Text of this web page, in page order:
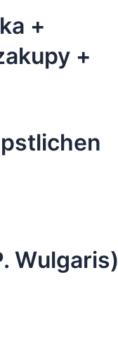
+
+
3
Wulgaris)